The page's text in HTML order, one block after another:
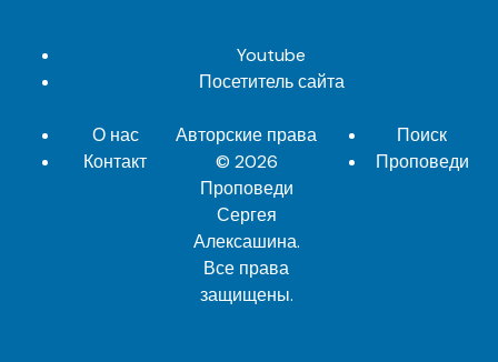
Youtube
Посетитель сайта
О нас
Контакт
Авторские права
© 2026
Проповеди
Сергея
Алексашина.
Все права
защищены.
Поиск
Проповеди